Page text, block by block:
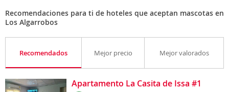
Recomendaciones para ti de hoteles que aceptan mascotas en
Los Algarrobos
Recomendados Mejor precio Mejor valorados
Apartamento La Casita de Issa #1